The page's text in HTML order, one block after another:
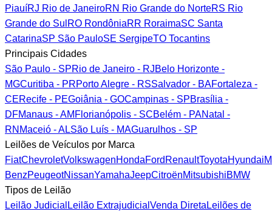
PiauíRJ Rio de JaneiroRN Rio Grande do NorteRS Rio
Grande do Sul RO RondôniaRR RoraimaSC Santa
CatarinaSP São PauloSE SergipeTO Tocantins
Principais Cidades
São Paulo - SPRio de Janeiro - RJBelo Horizonte -
MGCuritiba - PRPorto Alegre - RSSalvador - BAFortaleza -
CERecife - PEGoiânia - GOCampinas - SPBrasília -
DFManaus - AM Florianópolis - SCBelém - PANatal -
RN Maceió - ALSão Luís - MAGuarulhos - SP
Leilões de Veículos por Marca
FiatChevroletVolkswagenHondaFord RenaultToyotaHyundai
BenzPeugeotNissanYamahaJeepCitroënMitsubishiBMW
Tipos de Leilão
Leilão Judicial Leilão Extrajudicial Venda Direta Leilões de